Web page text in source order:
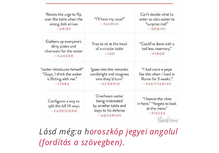
Lásd még:a horoszkóp jegyei angolul
(fordítás a szövegben).